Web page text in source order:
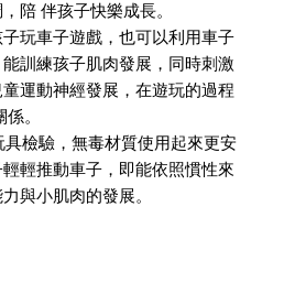
陪 伴孩子快樂成長。
玩車子遊戲，也可以利用車子
訓練孩子肌肉發展，同時刺激
運動神經發展，在遊玩的過程
。
具檢驗，無毒材質使用起來更安
輕推動車子，即能依照慣性來
與小肌肉的發展。